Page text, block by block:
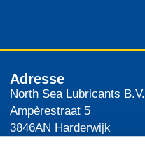
Adresse
North Sea Lubricants B.V.
Ampèrestraat 5
3846AN Harderwijk